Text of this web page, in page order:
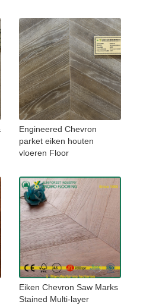
Engineered Chevron
parket eiken houten
vloeren Floor
Eiken Chevron Saw Marks
Stained Multi-layer